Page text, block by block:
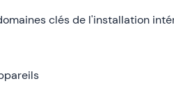
clés de l'installation